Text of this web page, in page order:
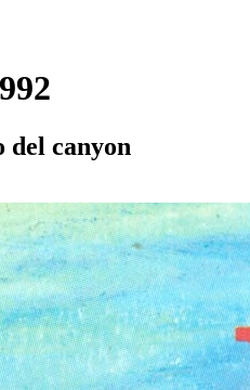
del canyon